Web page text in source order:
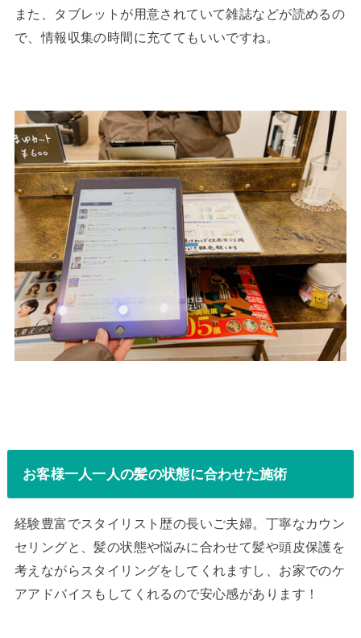
また、タブレットが用意されていて雑誌などが読めるの
で、情報収集の時間に充ててもいいですね。
お客様一人一人の髪の状態に合わせた施術
経験豊富でスタイリスト歴の長いご夫婦。丁寧なカウン
セリングと、髪の状態や悩みに合わせて髪や頭皮保護を
考えながらスタイリングをしてくれますし、お家でのケ
アアドバイスもしてくれるので安心感があります！